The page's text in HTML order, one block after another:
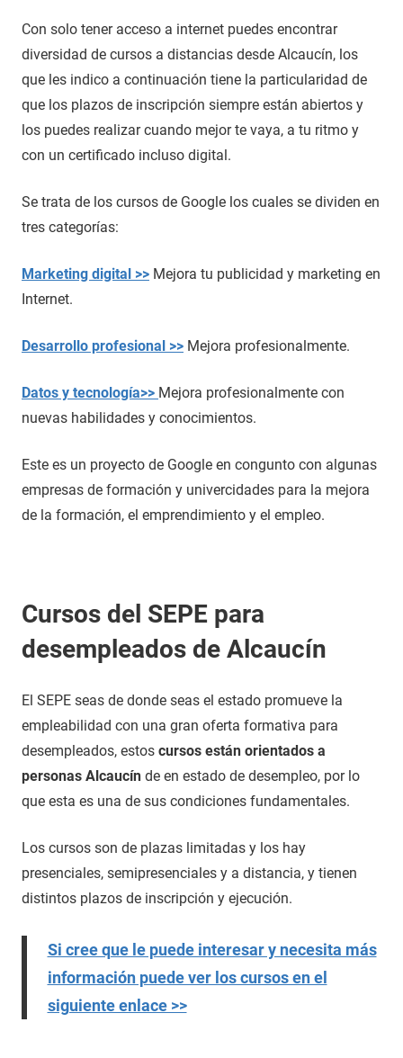
Con solo tener acceso a internet puedes encontrar
diversidad de cursos a distancias desde Alcaucín, los
que les indico a continuación tiene la particularidad de
que los plazos de inscripción siempre están abiertos y
los puedes realizar cuando mejor te vaya, a tu ritmo y
con un certificado incluso digital.
Se trata de los cursos de Google los cuales se dividen en
tres categorías:
Marketing digital >> Mejora tu publicidad y marketing en
Internet.
Desarrollo profesional >> Mejora profesionalmente.
Datos y tecnología>> Mejora profesionalmente con
nuevas habilidades y conocimientos.
Este es un proyecto de Google en congunto con algunas
empresas de formación y univercidades para la mejora
de la formación, el emprendimiento y el empleo.
Cursos del SEPE para
desempleados de Alcaucín
El SEPE seas de donde seas el estado promueve la
empleabilidad con una gran oferta formativa para
desempleados, estos cursos están orientados a
personas Alcaucín de en estado de desempleo, por lo
que esta es una de sus condiciones fundamentales.
Los cursos son de plazas limitadas y los hay
presenciales, semipresenciales y a distancia, y tienen
distintos plazos de inscripción y ejecución.
Si cree que le puede interesar y necesita más
información puede ver los cursos en el
siguiente enlace >>